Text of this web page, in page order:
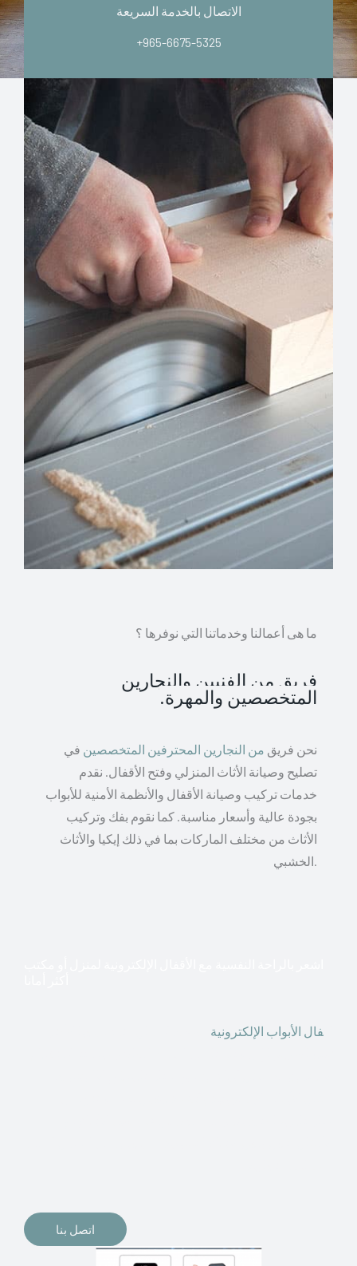
الاتصال بالخدمة السريعة
+965-6675-5325
ما هى أعمالنا وخدماتنا التي نوفرها ؟
فريق من الفنيين والنجارين
المتخصصين والمهرة.
نحن فريق من النجارين المحترفين المتخصصين في
تصليح وصيانة الأثاث المنزلي وفتح الأقفال. نقدم
خدمات تركيب وصيانة الأقفال والأنظمة الأمنية للأبواب
بجودة عالية وأسعار مناسبة. كما نقوم بفك وتركيب
الأثاث من مختلف الماركات بما في ذلك إيكيا والأثاث
الخشبي.
فال الأبواب الإلكترونية
اتصل بنا